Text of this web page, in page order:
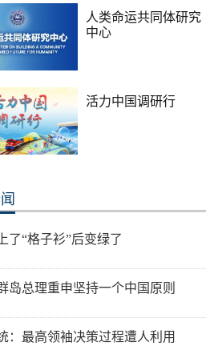
人类命运共同体研究
中心
活力中国调研行
了“格子衫”后变绿了
岛总理重申坚持一个中国原则
：最高领袖决策过程遭人利用